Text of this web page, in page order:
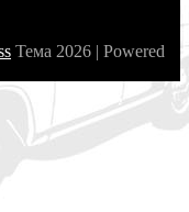
Тема 2026 | Powered